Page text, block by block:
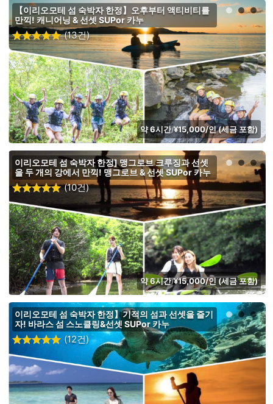
【이리오모테 섬 숙박자 한정】오후부터 액티비티를
만끽! 캐니어닝 & 선셋 SUPor 카누
(13건)
약 6시간/¥15,000/인 (세금 포함)
이리오모테 섬 숙박자 한정] 맹그로브 크루징과 선셋
을 두 개의 강에서 만끽! 맹그로브 & 선셋 SUPor 카누
(10건)
약 6시간/¥15,000/인 (세금 포함)
이리오모테 섬 숙박자 한정】기적의 섬과 선셋을 즐기
자! 바라스 섬 스노클링&선셋 SUPor 카누
(12건)